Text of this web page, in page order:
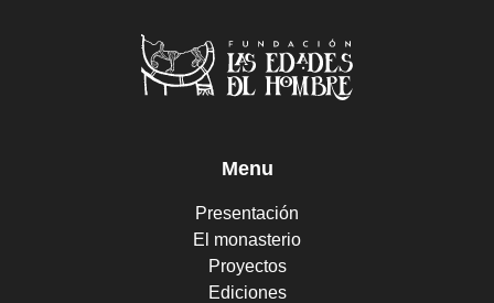
Menu
Presentación
El monasterio
Proyectos
Ediciones